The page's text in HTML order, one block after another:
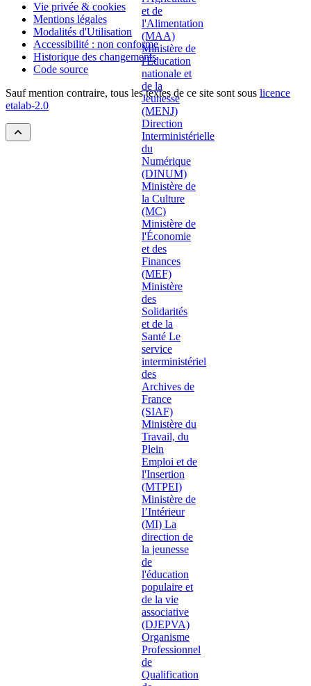
Vie privée & cookies
Mentions légales
Modalités d'Utilisation
Accessibilité : non conforme
Historique des changements
Code source
Sauf mention contraire, tous les textes de ce site sont sous licence
etalab-2.0